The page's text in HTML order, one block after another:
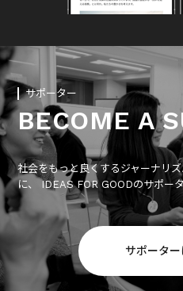
サポーター
BECOME A
社会をもっと良くするジャーナリ
に、 IDEAS FOR GOODのサポー
サポーター